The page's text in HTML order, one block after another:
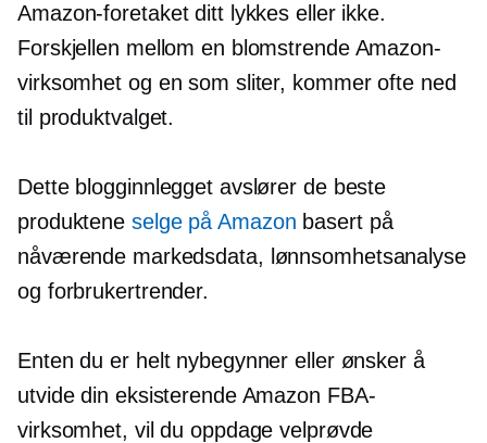
Amazon-foretaket ditt lykkes eller ikke.
Forskjellen mellom en blomstrende Amazon-
virksomhet og en som sliter, kommer ofte ned
til produktvalget.
Dette blogginnlegget avslører de beste
produktene selge på Amazon basert på
nåværende markedsdata, lønnsomhetsanalyse
og forbrukertrender.
Enten du er helt nybegynner eller ønsker å
utvide din eksisterende Amazon FBA-
virksomhet, vil du oppdage velprøvde